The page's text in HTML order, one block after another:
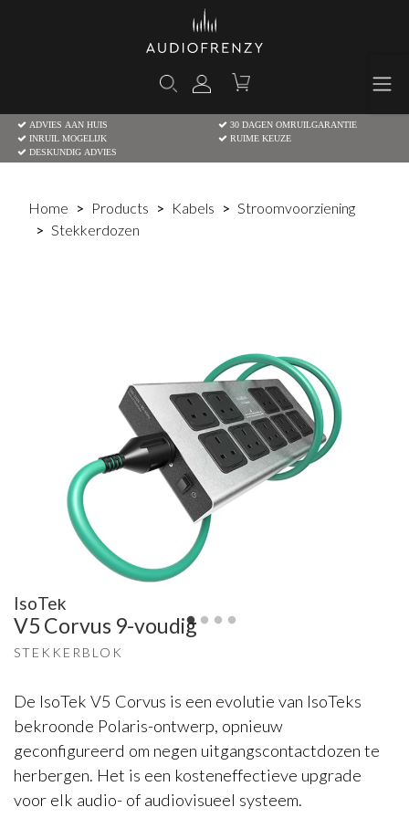
ADVIES AAN HUIS
30 DAGEN OMRUILGARANTIE
INRUIL MOGELIJK
RUIME KEUZE
DESKUNDIG ADVIES
Home Products Kabels
Stroomvoorziening
Stekkerdozen
IsoTek
V5 Corvus 9-voudig
STEKKERBLOK
De IsoTek V5 Corvus is een evolutie van IsoTeks
bekroonde Polaris-ontwerp, opnieuw
geconfigureerd om negen uitgangscontactdozen te
herbergen. Het is een kosteneffectieve upgrade
voor elk audio- of audiovisueel systeem.